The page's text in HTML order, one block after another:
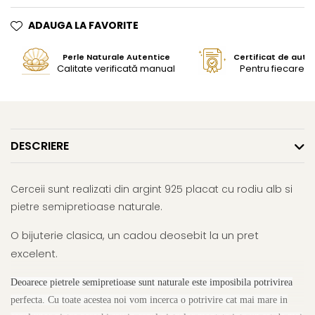
ADAUGA LA FAVORITE
Perle Naturale Autentice
Calitate verificată manual
Certificat de
Pentru fiecare
DESCRIERE
Cerceii sunt realizati din argint 925 placat cu rodiu alb si
pietre semipretioase naturale.
O bijuterie clasica, un cadou deosebit la un pret
excelent.
Deoarece pietrele semipretioase sunt naturale este imposibila potrivirea
perfecta. Cu toate acestea noi vom incerca o potrivire cat mai mare in